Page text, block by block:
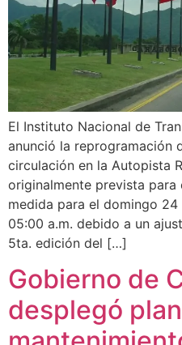
El Instituto Nacional de
anunció la reprogramación
circulación en la Autopista
originalmente prevista para
medida para el domingo
05:00 a.m. debido a un
5ta. edición del […]
Gobierno de
desplegó